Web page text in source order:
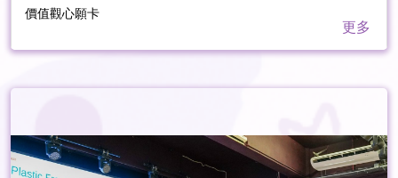
價值觀心願卡
更多